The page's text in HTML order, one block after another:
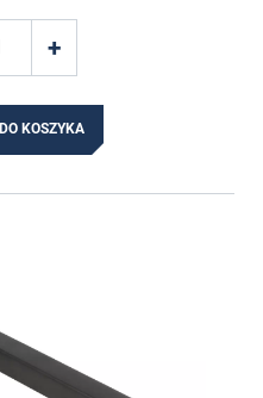
DO KOSZYKA